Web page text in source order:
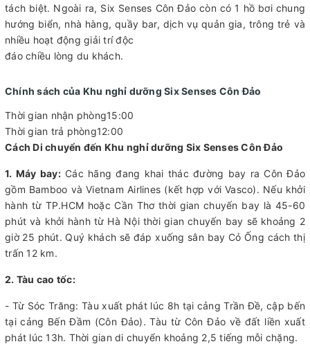
tách biệt. Ngoài ra, Six Senses Côn Đảo còn có 1 hồ bơi chung
hướng biển, nhà hàng, quầy bar, dịch vụ quản gia, trông trẻ và
nhiều hoạt động giải trí độc
đáo chiều lòng du khách.
Chính sách của Khu nghỉ dưỡng Six Senses Côn Đảo
Thời gian nhận phòng15:00
Thời gian trả phòng12:00
Cách Di chuyển đến Khu nghỉ dưỡng Six Senses Côn Đảo
1. Máy bay:Các hãng đang khai thác đường bay ra Côn Đảo
gồm Bamboo và Vietnam Airlines (kết hợp với Vasco). Nếu khởi
hành từ TP.HCM hoặc Cần Thơ thời gian chuyến bay là 45-60
phút và khởi hành từ Hà Nội thời gian chuyến bay sẽ khoảng 2
giờ 25 phút. Quý khách sẽ đáp xuống sân bay Cỏ Ống cách thị
trấn 12 km.
2. Tàu cao tốc:
- Từ Sóc Trăng: Tàu xuất phát lúc 8h tại cảng Trần Đề, cập bến
tại cảng Bến Đầm (Côn Đảo). Tàu từ Côn Đảo về đất liền xuất
phát lúc 13h. Thời gian di chuyển khoảng 2,5 tiếng mỗi chặng.